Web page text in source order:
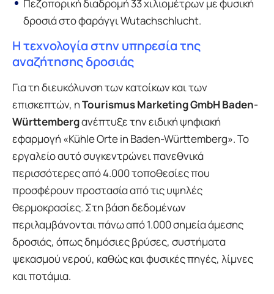
Πεζοπορική διαδρομή 33 χιλιομέτρων με φυσική
δροσιά στο φαράγγι Wutachschlucht.
Η τεχνολογία στην υπηρεσία της
αναζήτησης δροσιάς
Για τη διευκόλυνση των κατοίκων και των
επισκεπτών, ηTourismus Marketing GmbH Baden-
Württembergανέπτυξε την ειδική ψηφιακή
εφαρμογή «Kühle Orte in Baden-Württemberg». Το
εργαλείο αυτό συγκεντρώνει πανεθνικά
περισσότερες από 4.000 τοποθεσίες που
προσφέρουν προστασία από τις υψηλές
θερμοκρασίες. Στη βάση δεδομένων
περιλαμβάνονται πάνω από 1.000 σημεία άμεσης
δροσιάς, όπως δημόσιες βρύσες, συστήματα
ψεκασμού νερού, καθώς και φυσικές πηγές, λίμνες
και ποτάμια.